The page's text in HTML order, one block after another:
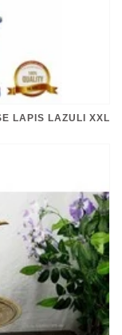
LAPIS LAZULI XXL